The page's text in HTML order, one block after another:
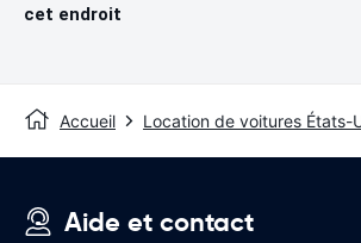
cet endroit
Accueil Location de voitures États-
Aide et contact